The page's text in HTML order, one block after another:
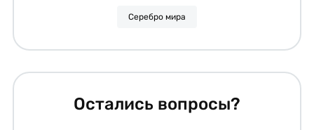
Серебро мира
Остались вопросы?